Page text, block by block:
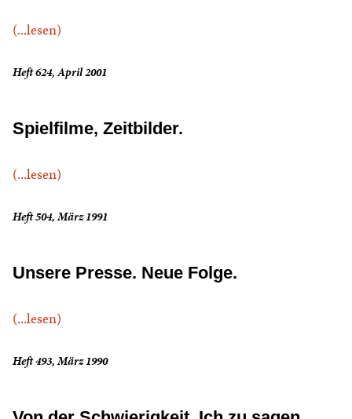
(...lesen)
Heft 624, April 2001
Spielfilme, Zeitbilder.
(...lesen)
Heft 504, März 1991
Unsere Presse. Neue Folge.
(...lesen)
Heft 493, März 1990